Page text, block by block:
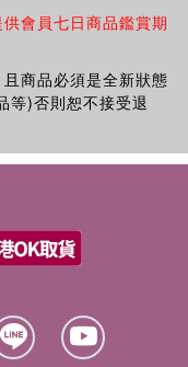
供會員七日商品鑑賞期
商品必須是全新狀態
等)否則恕不接受退